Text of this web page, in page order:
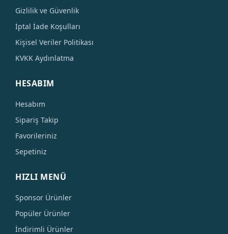
Gizlilik ve Güvenlik
İptal İade Koşulları
Kişisel Veriler Politikası
KVKK Aydınlatma
HESABIM
Hesabım
Sipariş Takip
Favorileriniz
Sepetiniz
HIZLI MENÜ
Sponsor Ürünler
Popüler Ürünler
İndirimli Ürünler